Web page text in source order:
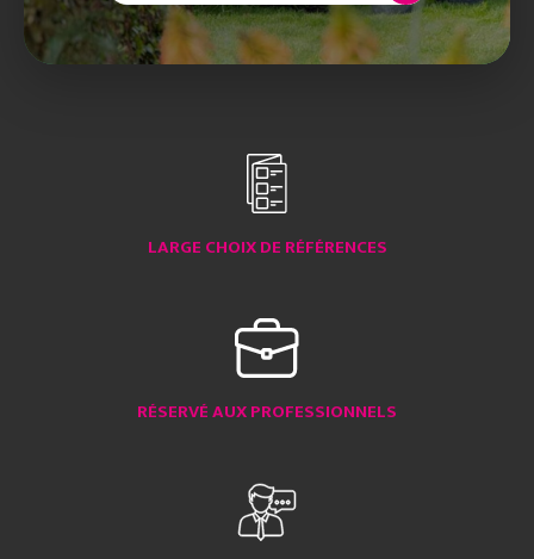
LARGE CHOIX DE RÉFÉRENCES
RÉSERVÉ AUX PROFESSIONNELS